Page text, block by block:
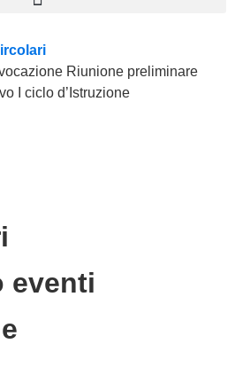
Riunione preliminare
I ciclo d’Istruzione
eventi